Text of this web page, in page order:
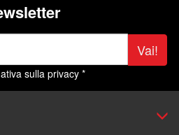
Vai!
sulla privacy *